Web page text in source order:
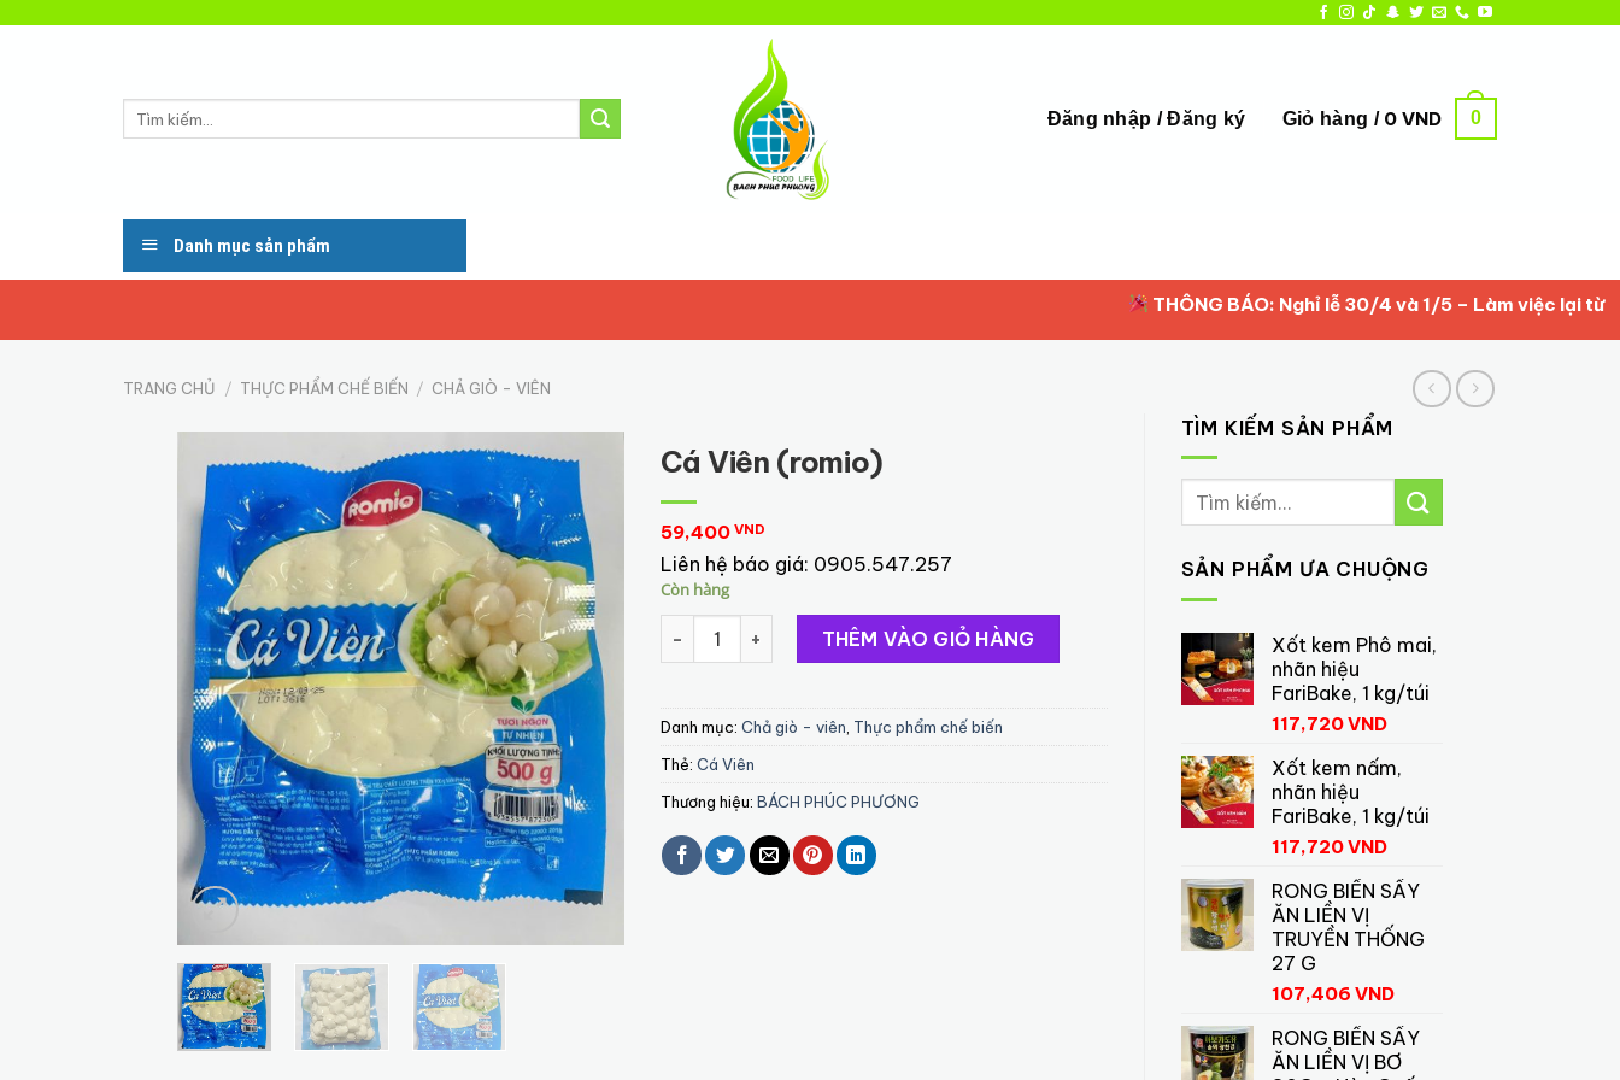
Tìm
Đăng nhập / Đăng ký Giỏ hàng / 0 VND 0
Danh mục sản phẩm
THÔNG BÁO: Nghỉ lễ 30/4 và 1/5 – Làm việc lại từ 2/5/
TRANG CHỦ / THỰC PHẨM CHẾ BIẾN / CHẢ GIÒ - VIÊN
TÌM KIẾM SẢN PHẨM
Tìm
SẢN PHẨM ƯA CHUỘNG
Xốt kem Phô mai,
nhãn hiệu
FariBake, 1 kg/túi
117,720VND
Xốt kem nấm,
nhãn hiệu
FariBake, 1 kg/túi
117,720VND
RONG BIỂN SẤY
ĂN LIỀN VỊ
TRUYỀN THỐNG
27 G
107,406 VND
RONG BIỂN SẤY
ĂN LIỀN VỊ BƠ
Cá Viên (romio)
59,400 VND
Liên hệ báo giá: 0905.547.257
Còn hàng
Cá Viên (romio) số lượngTHÊM VÀO GIỎ HÀNG
Danh mục: Chả giò - viên Thực phẩm chế biến
Thẻ: Cá Viên
Thương hiệu: BÁCH PHÚC PHƯƠNG